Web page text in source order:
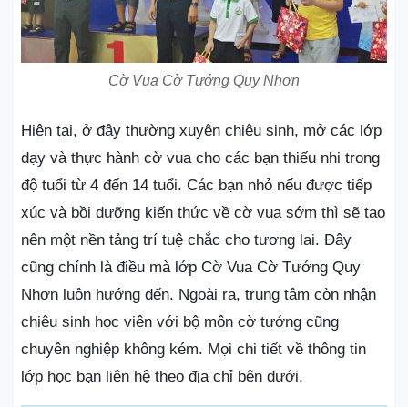
Cờ Vua Cờ Tướng Quy Nhơn
Hiện tại, ở đây thường xuyên chiêu sinh, mở các lớp
dạy và thực hành cờ vua cho các bạn thiếu nhi trong
độ tuổi từ 4 đến 14 tuổi. Các bạn nhỏ nếu được tiếp
xúc và bồi dưỡng kiến thức về cờ vua sớm thì sẽ tạo
nên một nền tảng trí tuệ chắc cho tương lai. Đây
cũng chính là điều mà lớp Cờ Vua Cờ Tướng Quy
Nhơn luôn hướng đến. Ngoài ra, trung tâm còn nhận
chiêu sinh học viên với bộ môn cờ tướng cũng
chuyên nghiệp không kém. Mọi chi tiết về thông tin
lớp học bạn liên hệ theo địa chỉ bên dưới.